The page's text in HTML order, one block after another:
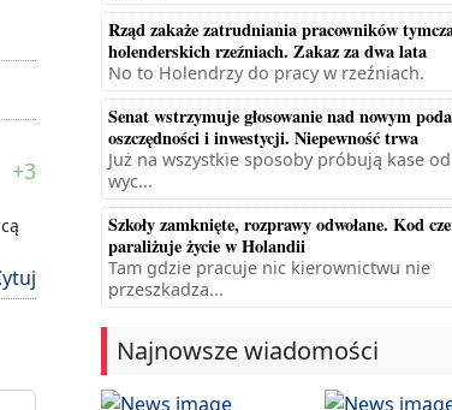
+3
Rząd zakaże zatrudniania pracowników
holenderskich rzeźniach. Zakaz za dwa lata
No to Holendrzy do pracy w rzeźniach.
Senat wstrzymuje głosowanie nad nowym
oszczędności i inwestycji. Niepewność trwa
Już na wszystkie sposoby próbują kase
wyc...
Szkoły zamknięte, rozprawy odwołane. Kod
paraliżuje życie w Holandii
Tam gdzie pracuje nic kierownictwu nie
przeszkadza...
Najnowsze wiadomości